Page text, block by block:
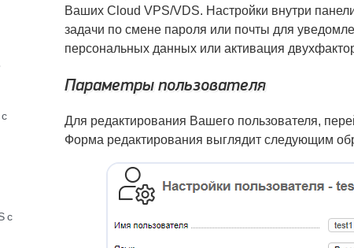
Ваших Cloud VPS/VDS. Настройки внутри
задачи по смене пароля или почты для
персональных данных или активация
Параметры пользователя
Для редактирования Вашего пользователя,
Форма редактирования выглядит следующим